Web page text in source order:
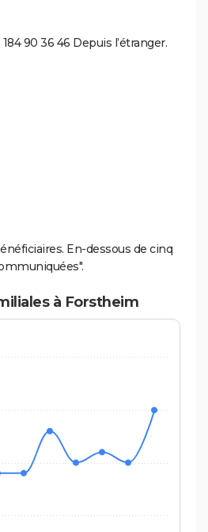
90 36 46 Depuis l’étranger.
En-dessous de cinq
à Forstheim